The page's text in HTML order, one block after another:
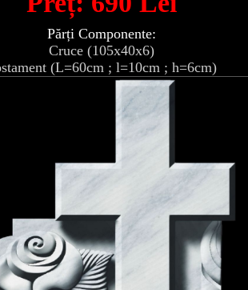
Părți Componente:
Cruce (105x40x6)
(L=60cm ; l=10cm ; h=6cm)